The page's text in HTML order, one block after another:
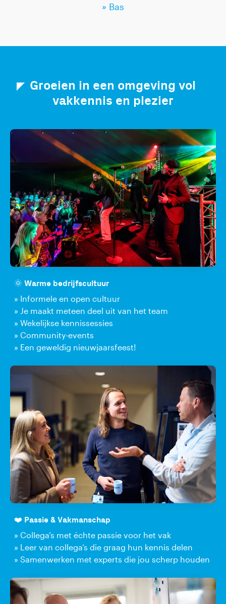
» Bas
Groeien in een omgeving vol
vakkennis en plezier
🌞 Warme bedrijfscultuur
» Informele en open cultuur
» Je maakt meteen deel uit van het team
» Wekelijkse kennissessies
» Community-events
» Een geweldig nieuwjaarsfeest!
❤️ Passie & Vakmanschap
» Collega’s met échte passie voor het vak
» Leer van collega’s die graag hun kennis delen
» Samenwerken met experts die jou scherp houden